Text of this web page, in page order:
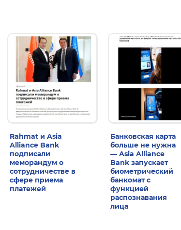
Rahmat и Asia
Alliance Bank
подписали
меморандум о
сотрудничестве в
сфере приема
платежей
Банковская карта
больше не нужна
— Asia Alliance
Bank запускает
биометрический
банкомат с
функцией
распознавания
лица